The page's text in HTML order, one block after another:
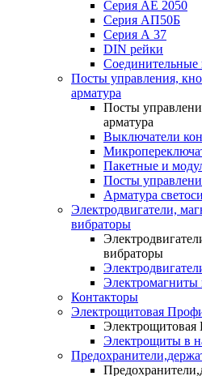
Серия АЕ 2050
Серия АП50Б
Серия А 37
DIN рейки
Посты управления,
арматура
Посты
арматура
Выключатели
Пакетные и
Посты
Арматура
Электродвигатели,
вибраторы
вибраторы
Электромагниты
Контакторы
Электрощитовая
Электрощиты в